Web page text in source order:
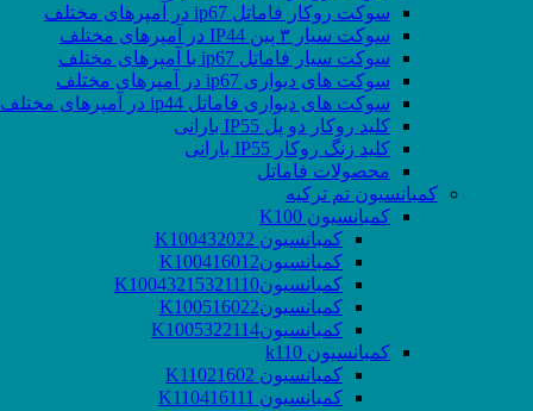
سوکت روکار فاماتل ip67 در آمپرهای مختلف
سوکت سیار ۳ پین IP44 در آمپرهای مختلف
سوکت سیار فاماتل ip67 با آمپرهای مختلف
سوکت های دیواری ip67 در آمپرهای مختلف
سوکت های دیواری فاماتل ip44 در آمپرهای مختلف
کلید روکار دو پل IP55 بارانی
کلید زنگ روکار IP55 بارانی
محصولات فاماتل
کمبانسیون تم ترکیه
کمبانسیون K100
کمبانسیون K100432022
کمبانسیونK100416012
کمبانسیونK10043215321110
کمبانسیونK100516022
کمبانسیونK1005322114
کمبانسیون k110
کمبانسیون K11021602
کمبانسیون K110416111